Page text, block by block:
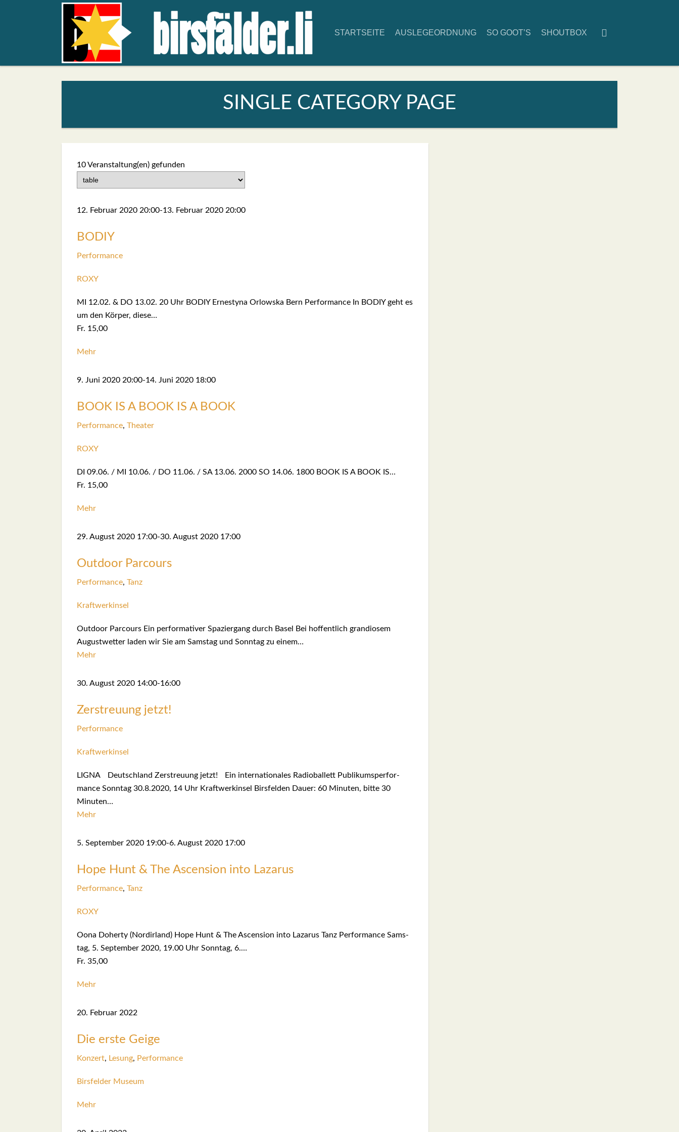
START­SEI­TE AUS­LE­GE­ORD­NUNG SO GOOT’S SHOUT­BOX
SIN­GLE CATE­GO­RY PAGE
10 Veranstaltung(en) gefun­den
12. Febru­ar 2020 20:00-13. Febru­ar 2020 20:00
BODIY
Per­for­mance
ROXY
MI 12.02. & DO 13.02. 20 Uhr BODIY Ernes­ty­na Orlows­ka Bern Per­for­mance In BODIY geht es
um den Kör­per, die­se…
Fr. 15,00
Mehr
9. Juni 2020 20:00-14. Juni 2020 18:00
BOOK IS A BOOK IS A BOOK
Per­for­mance, Thea­ter
ROXY
DI 09.06. / MI 10.06. / DO 11.06. / SA 13.06. 2000 SO 14.06. 1800 BOOK IS A BOOK IS…
Fr. 15,00
Mehr
29. August 2020 17:00-30. August 2020 17:00
Out­door Par­cours
Per­for­mance, Tanz
Kraft­werk­in­sel
Out­door Par­cours Ein per­for­ma­ti­ver Spa­zier­gang durch Basel Bei hof­fent­lich gran­dio­sem
August­wet­ter laden wir Sie am Sams­tag und Sonn­tag zu einem…
Mehr
30. August 2020 14:00-16:00
Zer­streu­ung jetzt!
Per­for­mance
Kraft­werk­in­sel
LIGNA Deutsch­land Zer­streu­ung jetzt! Ein inter­na­tio­na­les Radio­bal­lett Publi­kums­per­for­
mance Sonn­tag 30.8.2020, 14 Uhr Kraft­werk­in­sel Birs­fel­den Dau­er: 60 Minu­ten, bit­te 30
Minu­ten…
Mehr
5. Sep­tem­ber 2020 19:00-6. August 2020 17:00
Hope Hunt & The Ascen­si­on into Laza­rus
Per­for­mance, Tanz
ROXY
Oona Doh­erty (Nord­ir­land) Hope Hunt & The Ascen­si­on into Laza­rus Tanz Per­for­mance Sams­
tag, 5. Sep­tem­ber 2020, 19.00 Uhr Sonn­tag, 6.…
Fr. 35,00
Mehr
20. Febru­ar 2022
Die ers­te Gei­ge
Kon­zert, Lesung, Per­for­mance
Birs­fel­der Muse­um
Mehr